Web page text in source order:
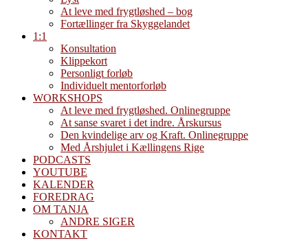
At leve med frygtløshed – bog
Fortællinger fra Skyggelandet
1:1
Konsultation
Klippekort
Personligt forløb
Individuelt mentorforløb
WORKSHOPS
At leve med frygtløshed. Onlinegruppe
At sanse svaret i det indre. Årskursus
Den kvindelige arv og Kraft. Onlinegruppe
Med Årshjulet i Kællingens Rige
PODCASTS
YOUTUBE
KALENDER
FOREDRAG
OM TANJA
ANDRE SIGER
KONTAKT